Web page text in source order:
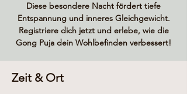
Diese besondere Nacht fördert tiefe
Entspannung und inneres Gleichgewicht.
Registriere dich jetzt und erlebe, wie die
Gong Puja dein Wohlbefinden verbessert!
Zeit & Ort